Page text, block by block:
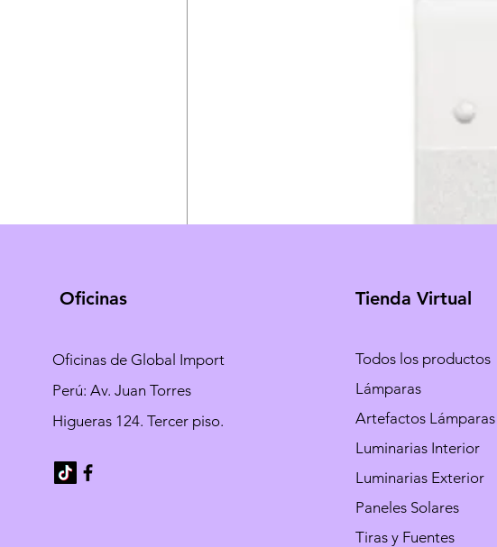
Oficinas
Oficinas de Global Import
Perú: Av. Juan Torres
Higueras 124. Tercer piso.
Tienda Virtual
Todos los productos
Lámparas
Artefactos Lámparas
Luminarias Interior
Luminarias Exterior
Paneles Solares
Tiras y Fuentes